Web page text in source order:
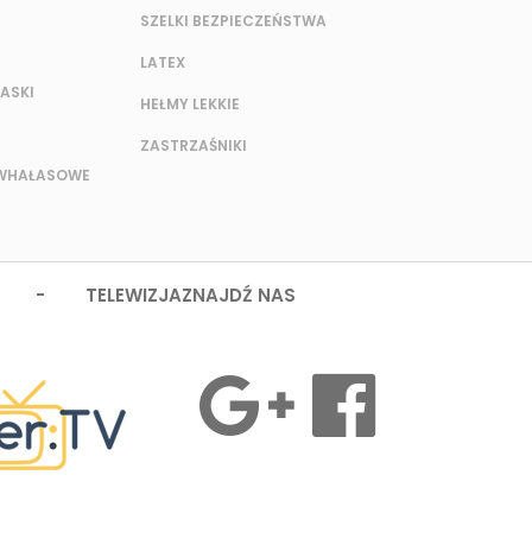
SZELKI BEZPIECZEŃSTWA
LATEX
HEŁMY LEKKIE
ZASTRZAŚNIKI
- TELEWIZJAZNAJDŹ NAS